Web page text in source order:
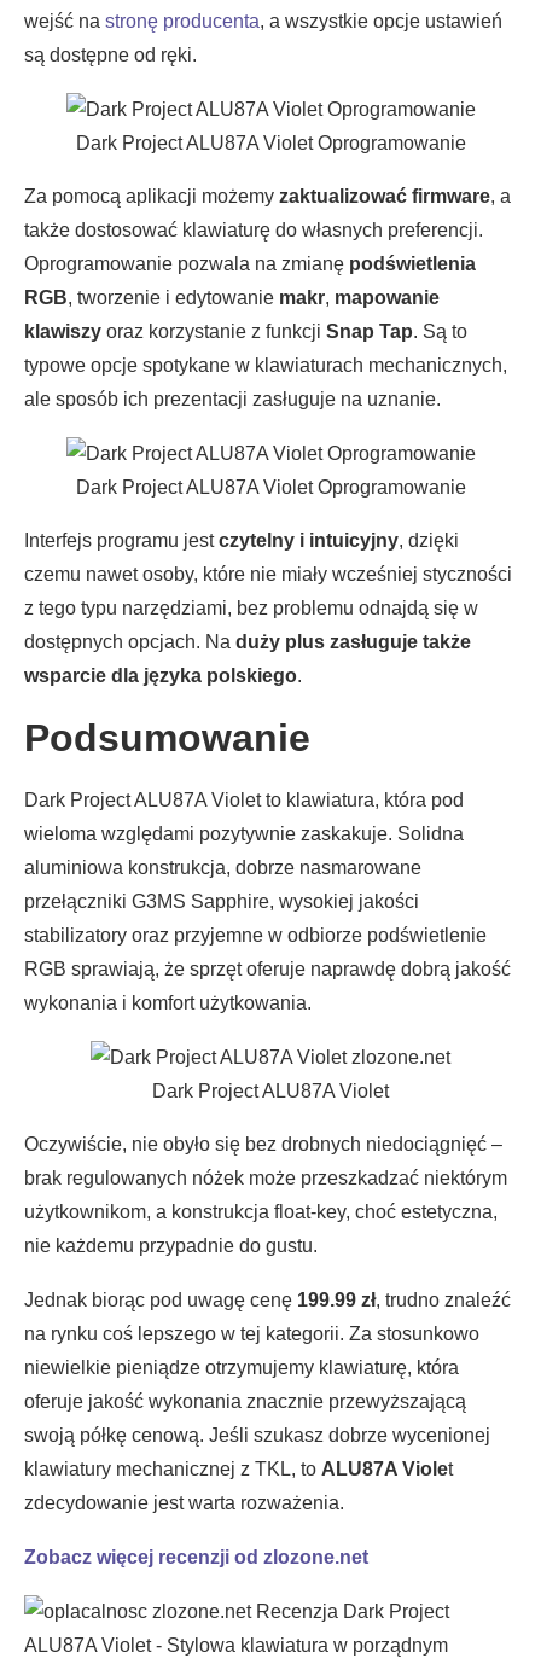
wejść na stronę producenta, a wszystkie opcje ustawień
są dostępne od ręki.
Dark Project ALU87A Violet Oprogramowanie
Za pomocą aplikacji możemy zaktualizować firmware, a
także dostosować klawiaturę do własnych preferencji.
Oprogramowanie pozwala na zmianę podświetlenia
RGB, tworzenie i edytowanie makr, mapowanie
klawiszy oraz korzystanie z funkcji Snap Tap. Są to
typowe opcje spotykane w klawiaturach mechanicznych,
ale sposób ich prezentacji zasługuje na uznanie.
Dark Project ALU87A Violet Oprogramowanie
Interfejs programu jestczytelny i intuicyjny, dzięki
czemu nawet osoby, które nie miały wcześniej styczności
z tego typu narzędziami, bez problemu odnajdą się w
dostępnych opcjach. Na duży plus zasługuje także
wsparcie dla języka polskiego.
Podsumowanie
Dark Project ALU87A Violet to klawiatura, która pod
wieloma względami pozytywnie zaskakuje. Solidna
aluminiowa konstrukcja, dobrze nasmarowane
przełączniki G3MS Sapphire, wysokiej jakości
stabilizatory oraz przyjemne w odbiorze podświetlenie
RGB sprawiają, że sprzęt oferuje naprawdę dobrą jakość
wykonania i komfort użytkowania.
Dark Project ALU87A Violet
Oczywiście, nie obyło się bez drobnych niedociągnięć –
brak regulowanych nóżek może przeszkadzać niektórym
użytkownikom, a konstrukcja float-key, choć estetyczna,
nie każdemu przypadnie do gustu.
Jednak biorąc pod uwagę cenę 199.99 zł, trudno znaleźć
na rynku coś lepszego w tej kategorii. Za stosunkowo
niewielkie pieniądze otrzymujemy klawiaturę, która
oferuje jakość wykonania znacznie przewyższającą
swoją półkę cenową. Jeśli szukasz dobrze wycenionej
klawiatury mechanicznej z TKL, to ALU87A Violet
zdecydowanie jest warta rozważenia.
Zobacz więcej recenzji od zlozone.net